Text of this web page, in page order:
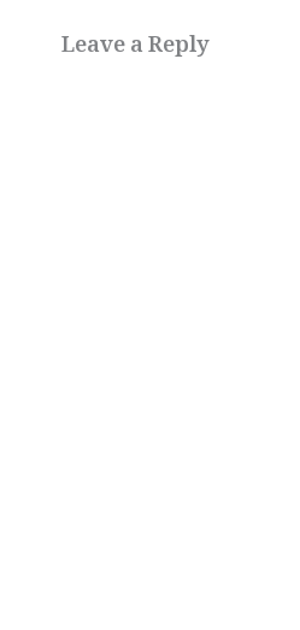
Leave a Reply